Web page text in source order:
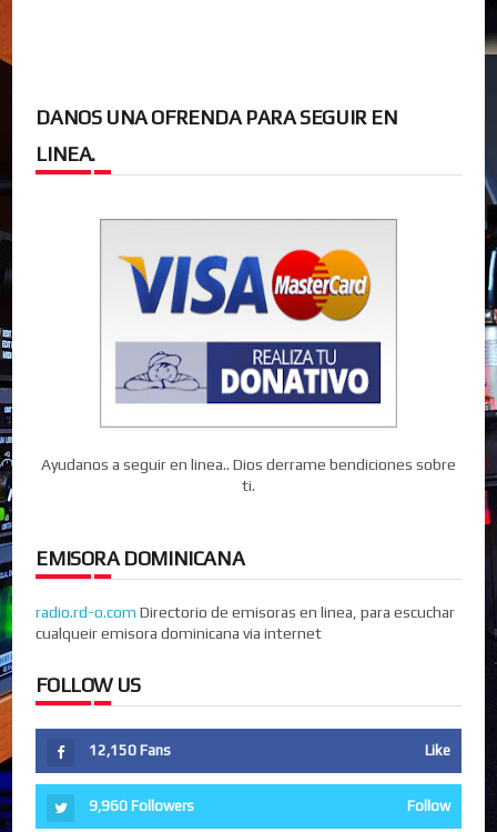
DANOS UNA OFRENDA PARA SEGUIR EN
LINEA.
Ayudanos a seguir en linea.. Dios derrame bendiciones sobre
ti.
EMISORA DOMINICANA
radio.rd-o.com Directorio de emisoras en linea, para escuchar
cualqueir emisora dominicana via internet
FOLLOW US
12,150 Fans Like
9,960 Followers Follow